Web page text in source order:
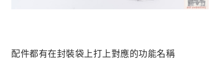
配件都有在封裝袋上打上對應的功能名稱